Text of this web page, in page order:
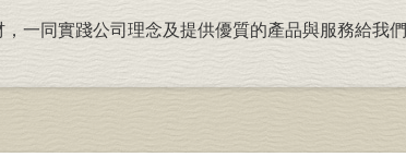
一同實踐公司理念及提供優質的產品與服務給我們